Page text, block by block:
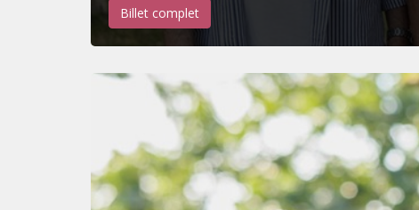
Billet complet